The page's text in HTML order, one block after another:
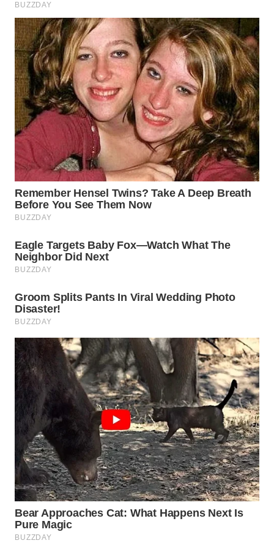
SUMEDANG
WN
CIANJUR
WN
KEPULAUAN
SERIBU
WN
TANGERANG
WN
BINJAI
CIREBON
INDRAMAYU
WN
KUNINGAN
WN
MAJALENGKA
WN
SUBANG
WN
SUKABUMI
PURWAKARTA